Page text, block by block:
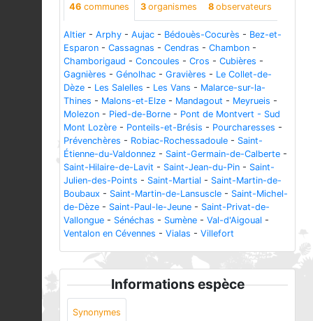
46 communes 3 organismes 8 observateurs
Altier - Arphy - Aujac - Bédouès-Cocurès - Bez-et-
Esparon - Cassagnas - Cendras - Chambon -
Chamborigaud - Concoules - Cros - Cubières -
Gagnières - Génolhac - Gravières - Le Collet-de-
Dèze - Les Salelles - Les Vans - Malarce-sur-la-
Thines - Malons-et-Elze - Mandagout - Meyrueis -
Molezon - Pied-de-Borne - Pont de Montvert - Sud
Mont Lozère - Ponteils-et-Brésis - Pourcharesses -
Prévenchères - Robiac-Rochessadoule - Saint-
Étienne-du-Valdonnez - Saint-Germain-de-Calberte -
Saint-Hilaire-de-Lavit - Saint-Jean-du-Pin - Saint-
Julien-des-Points - Saint-Martial - Saint-Martin-de-
Boubaux - Saint-Martin-de-Lansuscle - Saint-Michel-
de-Dèze - Saint-Paul-le-Jeune - Saint-Privat-de-
Vallongue - Sénéchas - Sumène - Val-d'Aigoual -
Ventalon en Cévennes - Vialas - Villefort
Informations espèce
Synonymes